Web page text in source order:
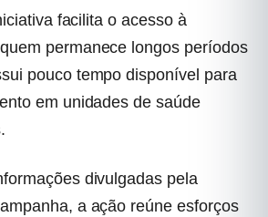
facilita o acesso à
permanece longos períodos
pouco tempo disponível para
em unidades de saúde
divulgadas pela
a ação reúne esforços